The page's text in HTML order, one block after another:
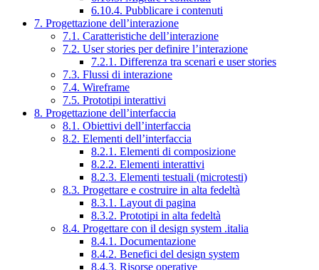
6.10.4. Pubblicare i contenuti
7. Progettazione dell’interazione
7.1. Caratteristiche dell’interazione
7.2. User stories per definire l’interazione
7.2.1. Differenza tra scenari e user stories
7.3. Flussi di interazione
7.4. Wireframe
7.5. Prototipi interattivi
8. Progettazione dell’interfaccia
8.1. Obiettivi dell’interfaccia
8.2. Elementi dell’interfaccia
8.2.1. Elementi di composizione
8.2.2. Elementi interattivi
8.2.3. Elementi testuali (microtesti)
8.3. Progettare e costruire in alta fedeltà
8.3.1. Layout di pagina
8.3.2. Prototipi in alta fedeltà
8.4. Progettare con il design system .italia
8.4.1. Documentazione
8.4.2. Benefici del design system
8.4.3. Risorse operative